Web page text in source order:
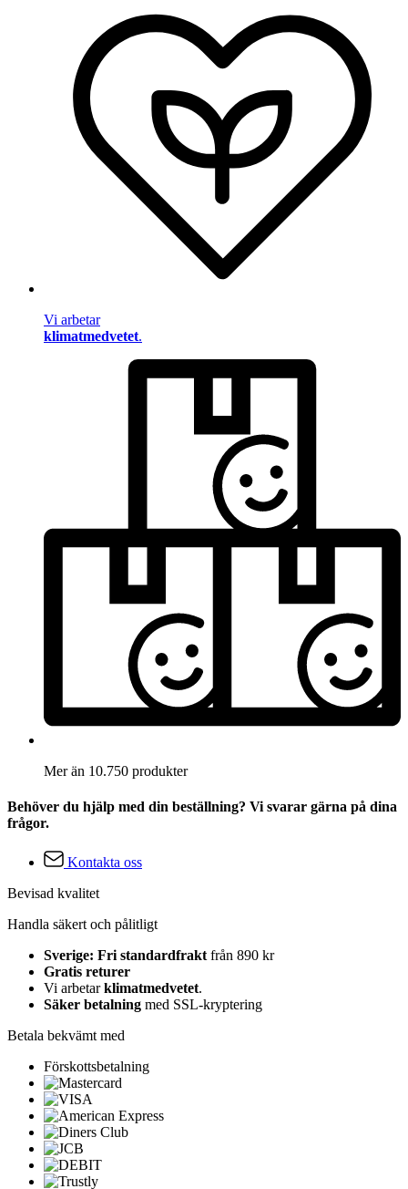
Vi arbetar
klimatmedvetet.
Mer än 10.750 produkter
Behöver du hjälp med din beställning? Vi svarar gärna på dina
frågor.
Kontakta oss
Bevisad kvalitet
Handla säkert och pålitligt
Sverige: Fri standardfrakt från 890 kr
Gratis returer
Vi arbetarklimatmedvetet.
Säker betalning med SSL-kryptering
Betala bekvämt med
Förskottsbetalning